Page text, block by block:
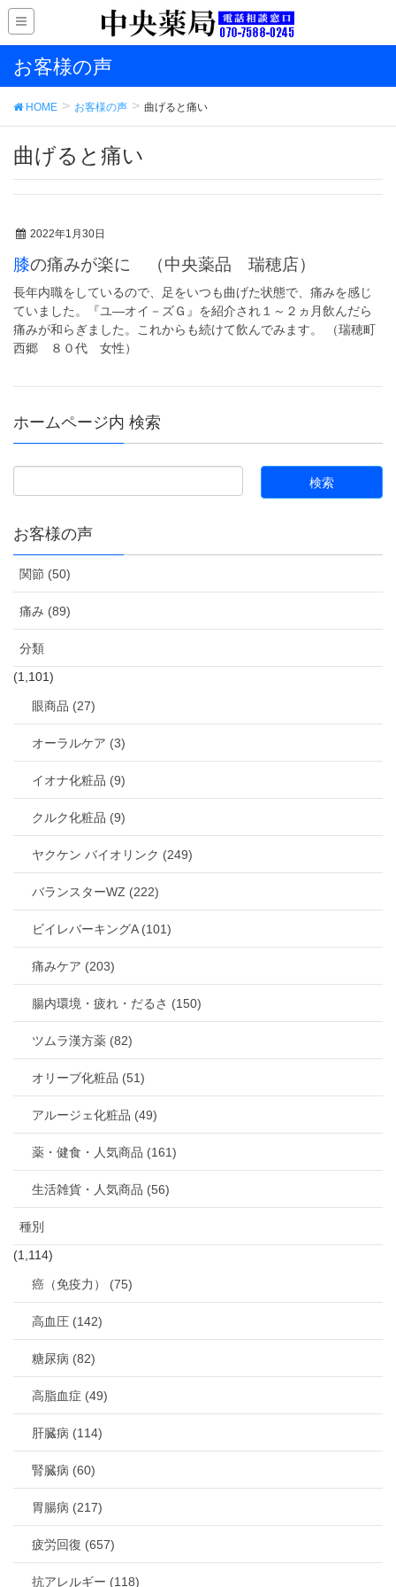
お客様の声
HOME お客様の声 曲げると痛い
曲げると痛い
2022年1月30日
膝の痛みが楽に （中央薬品 瑞穂店）
長年内職をしているので、足をいつも曲げた状態で、痛みを感じ
ていました。『ユ―オイ－ズＧ』を紹介され１～２ヵ月飲んだら
痛みが和らぎました。これからも続けて飲んでみます。 （瑞穂町
西郷 ８０代 女性）
ホームページ内 検索
お客様の声
関節 (50)
痛み (89)
分類
(1,101)
眼商品 (27)
オーラルケア (3)
イオナ化粧品 (9)
クルク化粧品 (9)
ヤクケン バイオリンク (249)
バランスターWZ (222)
ビイレバーキングA (101)
痛みケア (203)
腸内環境・疲れ・だるさ (150)
ツムラ漢方薬 (82)
オリーブ化粧品 (51)
アルージェ化粧品 (49)
薬・健食・人気商品 (161)
生活雑貨・人気商品 (56)
種別
(1,114)
癌（免疫力） (75)
高血圧 (142)
糖尿病 (82)
高脂血症 (49)
肝臓病 (114)
腎臓病 (60)
胃腸病 (217)
疲労回復 (657)
抗アレルギー (118)